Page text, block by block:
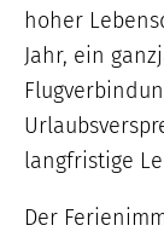
hoher
Jahr, ein
langfristige
Der